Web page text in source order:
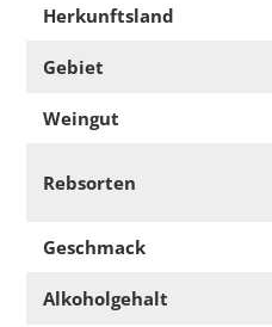
Herkunftsland
Gebiet
Weingut
Rebsorten
Geschmack
Alkoholgehalt